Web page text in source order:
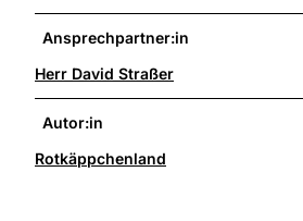
Ansprechpartner:in
Herr David Straßer
Autor:in
Rotkäppchenland